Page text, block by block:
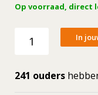
Op voorraad, direct
picto
innemen
In
241 ouders